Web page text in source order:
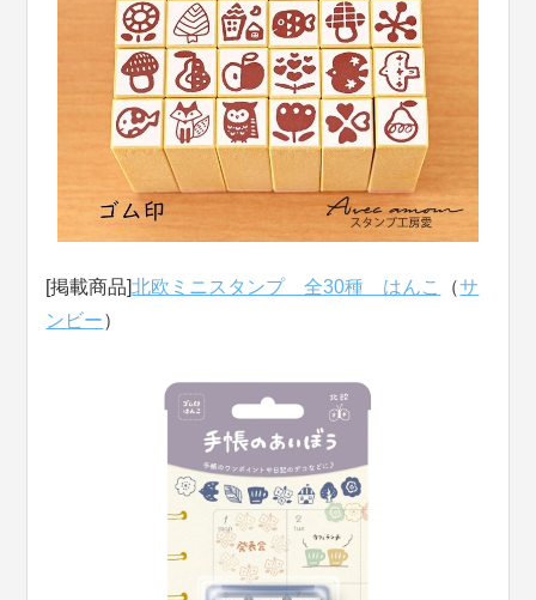
[掲載商品]北欧ミニスタンプ 全30種 はんこ （サ
ンビー）